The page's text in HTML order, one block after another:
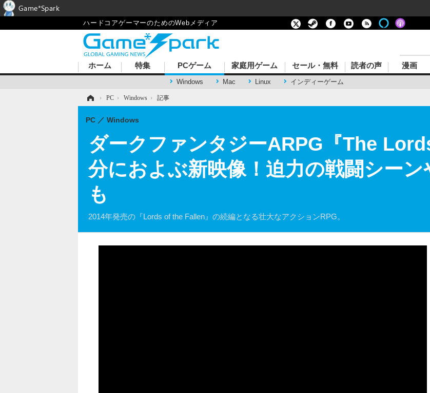
ハードコアゲーマーのためのWebメディア
ホーム 特集 PCゲーム
Windows Mac Linux インディーゲーム
家庭用ゲーム セール・無料 読者の声 漫画
› PC › Windows › 記事
ダークファンタジーARPG『The
分におよぶ新映像！迫力の戦闘シー
も
2014年発売の『Lords of the Fallen』の続編となる壮大なアクションRPG。
PC Windows
Game*Spark